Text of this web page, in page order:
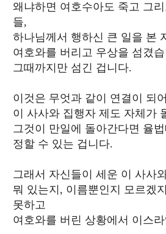
왜냐하면 여호수아도 죽고 그
들,
하나님께서 행하신 큰 일을 본
여호와를 버리고 우상을 섬겼
그때까지만 섬긴 겁니다.
이것은 무엇과 같이 연결이 되
이 사사와 집행자 제도 자체가
그것이 만일에 돌아간다면 율
정할 수 있는 겁니다.
그래서 자신들이 세운 이 사사
뭐 있는지, 이름뿐인지 모르겠
못하고
여호와를 버린 상황에서 이스